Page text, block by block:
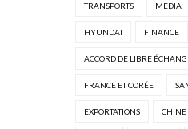
TRANSPORTS MEDIA
HYUNDAI FINANCE
ACCORD DE LIBRE
FRANCE ET CORÉE
EXPORTATIONS CHINE